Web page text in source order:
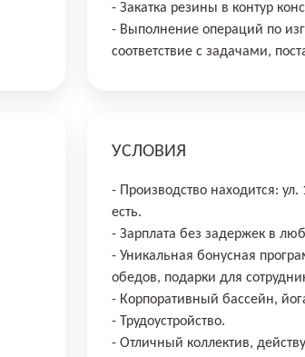
- Закатка резины в контур
- Выполнение операций по
соответствие с задачами,
УСЛОВИЯ
- Производство находится:
есть.
- Зарплата без задержек в
- Уникальная бонусная
обедов, подарки для
- Корпоративный бассейн,
- Трудоустройство.
- Отличный коллектив,